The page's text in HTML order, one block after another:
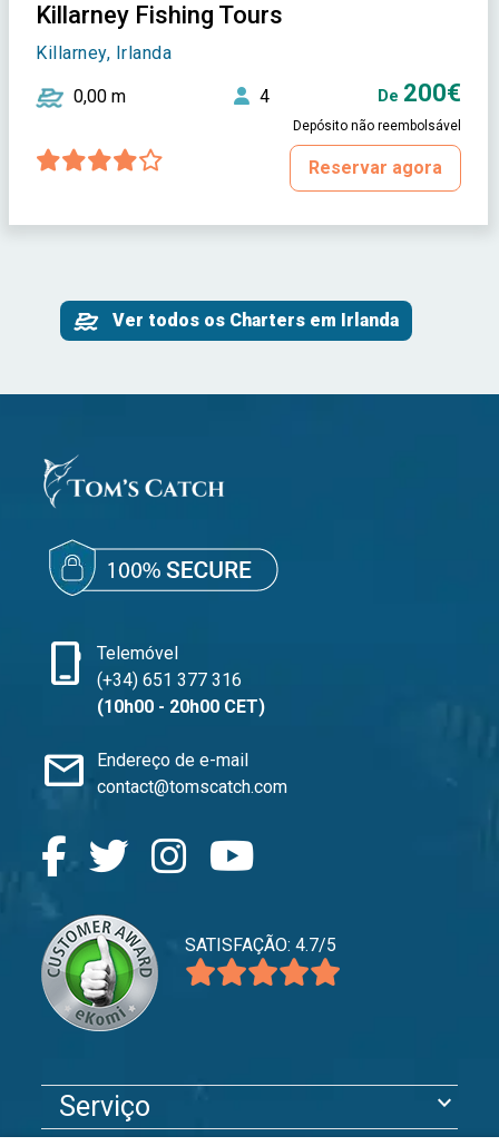
Killarney Fishing Tours
Killarney, Irlanda
0,00 m 4 De 200€
Depósito não reembolsável
Reservar agora
Ver todos os Charters em Irlanda
phone_iphone
Telemóvel
(+34) 651 377 316
(10h00 - 20h00 CET)
mail
Endereço de e-mail
contact@tomscatch.com
SATISFAÇÃO: 4.7/5
Serviço expand_more